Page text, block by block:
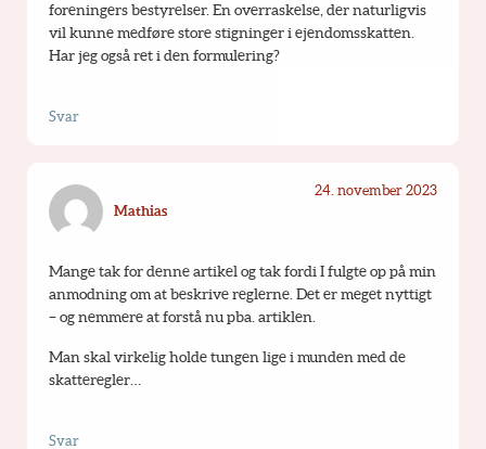
foreningers bestyrelser. En overraskelse, der naturligvis
vil kunne medføre store stigninger i ejendomsskatten.
Har jeg også ret i den formulering?
Svar
Mathias
24. november 2023
Mange tak for denne artikel og tak fordi I fulgte op på min
anmodning om at beskrive reglerne. Det er meget nyttigt
– og nemmere at forstå nu pba. artiklen.
Man skal virkelig holde tungen lige i munden med de
skatteregler…
Svar